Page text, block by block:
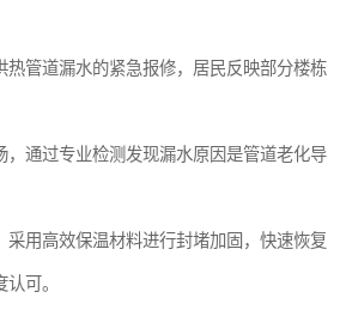
热管道漏水的紧急报修，居民反映部分楼栋
，通过专业检测发现漏水原因是管道老化导
采用高效保温材料进行封堵加固，快速恢复
可。